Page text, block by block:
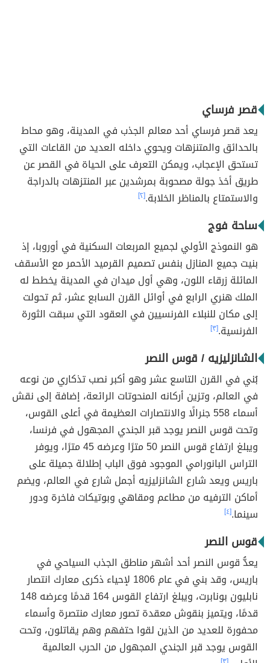
قصر فرساي
يعد قصر فرساي أحد معالم الجذب في المدينة، وهو محاط
بالحدائق والمتنزهات ويحوي داخله العديد من القاعات التي
تستحق الإعجاب، ويمكن التعرف على الحياة في القصر عن
طريق أخذ جولة مصحوبة بمرشدين عبر المنتزهات بالدراجة
والاستمتاع بالمناظر الخلابة.[٢]
ساحة فوج
هو النموذج الأولي لجميع المربعات السكنية في أوروبا، إذ
بنيت جميع المنازل بنفس تصميم القرميد الأحمر مع الأسقف
المائلة زرقاء اللون، وهي أول ميدان في المدينة يخطط له
الملك هنري الرابع في أوائل القرن السابع عشر، ثم تحولت
إلى مكان للنبلاء الفرنسيين في العقود التي سبقت الثورة
الفرنسية.[٣]
الشانزليزيه / قوس النصر
بُني في القرن التاسع عشر وهو أكبر نصب تذكاري من نوعه
في العالم، وتزين أركانه المنحوتات الرائعة، إضافة إلى نقش
أسماء 558 جنرالًا والانتصارات العظيمة في أعلى القوس،
وتحت قوس النصر يوجد قبر الجندي المجهول في فرنسا،
ويبلغ ارتفاع قوس النصر 50 مترًا وعرضه 45 مترًا، ويوفر
التراس البانورامي الموجود فوق الباب إطلالة جميلة على
باريس ويعد شارع الشانزليزيه أجمل شارع في العالم، ويضم
أماكن الترفيه من مطاعم ومقاهي وبوتيكات فاخرة ودور
سينما.[٤]
قوس النصر
يعدُّ قوس النصر أحد أشهر مناطق الجذب السياحي في
باريس، وقد بني في عام 1806 لإحياء ذكرى معارك انتصار
نابليون بونابرت، ويبلغ ارتفاع القوس 164 قدمًا وعرضه 148
قدمًا، ويتميز بنقوش معقدة تصور معارك منتصرة وأسماء
محفورة للعديد من الذين لقوا حتفهم وهم يقاتلون، وتحت
القوس يوجد قبر الجندي المجهول من الحرب العالمية